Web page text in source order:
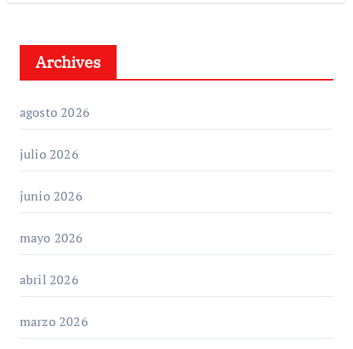
Archives
agosto 2026
julio 2026
junio 2026
mayo 2026
abril 2026
marzo 2026